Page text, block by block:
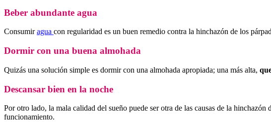
Beber abundante agua
Consumiragua con regularidad es un buen remedio contra la hinchazón de los
Dormir con una buena almohada
Quizás una solución simple es dormir con una almohada apropiada; una más alta,
Descansar bien en la noche
Por otro lado, la mala calidad del sueño puede ser otra de las causas de la hinchazón
funcionamiento.